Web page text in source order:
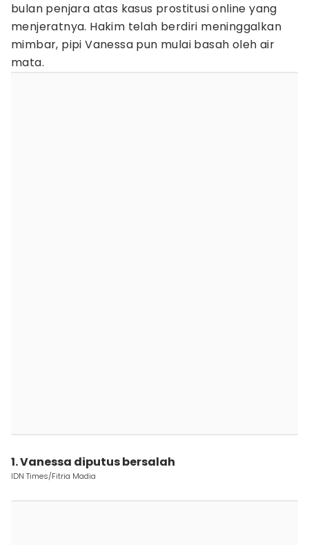
bulan penjara atas kasus prostitusi online yang
menjeratnya. Hakim telah berdiri meninggalkan
mimbar, pipi Vanessa pun mulai basah oleh air
mata.
1. Vanessa diputus bersalah
IDN Times/Fitria Madia